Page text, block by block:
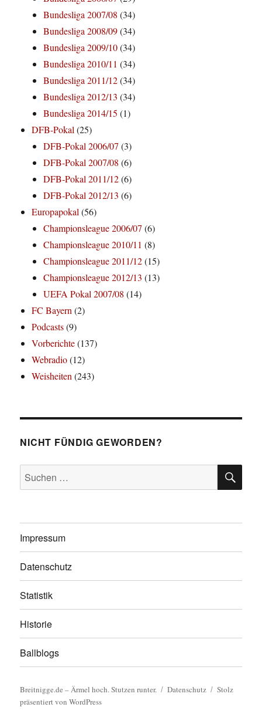
Bundesliga 2007/08 (34)
Bundesliga 2008/09(34)
Bundesliga 2009/10(34)
Bundesliga 2010/11 (34)
Bundesliga 2011/12(34)
Bundesliga 2012/13 (34)
Bundesliga 2014/15 (1)
DFB-Pokal(25)
DFB-Pokal 2006/07 (3)
DFB-Pokal 2007/08 (6)
DFB-Pokal 2011/12(6)
DFB-Pokal 2012/13 (6)
Europapokal(56)
Championsleague 2006/07 (6)
Championsleague 2010/11 (8)
Championsleague 2011/12(15)
Championsleague 2012/13 (13)
UEFA Pokal 2007/08 (14)
FC Bayern(2)
Podcasts(9)
Vorberichte(137)
Webradio(12)
Weisheiten(243)
NICHT FÜNDIG GEWORDEN?
Suchen
nach:
Impressum
Datenschutz
Statistik
Historie
Ballblogs
Breitnigge.de – Ärmel hoch. Stutzen runter. Datenschutz
Stolz
präsentiert von WordPress